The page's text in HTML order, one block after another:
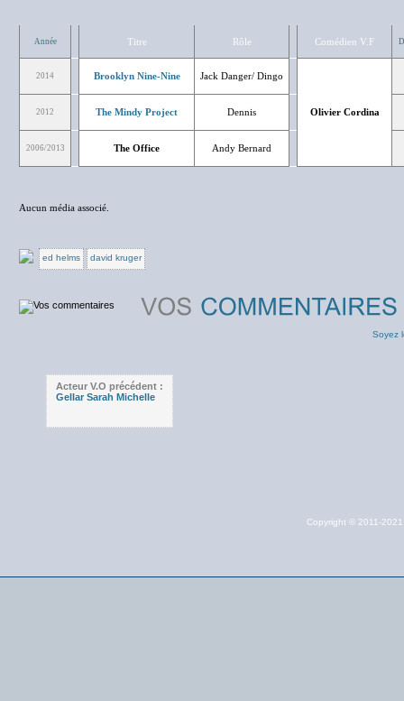
Année Titre Rôle Comédien V.F
2014 Brooklyn Nine-Nine Jack Danger/ Dingo
Olivier Cordina
2012 The Mindy Project Dennis
2006/2013 The Office Andy Bernard
Aucun média associé.
ed helms david kruger
Soyez
Acteur V.O précédent :
Gellar Sarah Michelle
Copyright © 2011-